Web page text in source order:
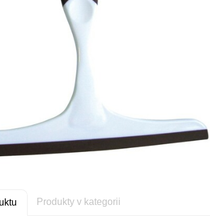
Produkty v kategorii